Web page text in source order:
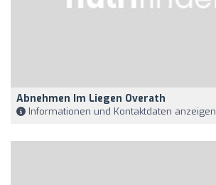
Abnehmen Im Liegen Overath
Informationen und Kontaktdaten anzeigen